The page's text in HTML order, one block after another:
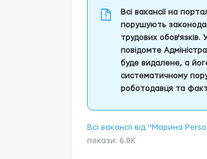
Всі вакансії на
порушують
трудових
повідомте
буде видалене, а
систематичному
роботодавця та
Всі вакансії від "Марина
покази: 6.8K